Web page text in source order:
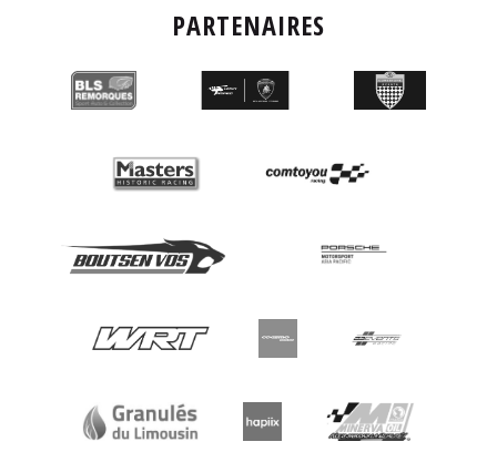
PARTENAIRES